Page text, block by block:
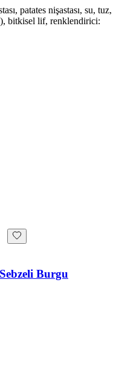
patates nişastası, su, tuz,
bitkisel lif, renklendirici:
Burgu